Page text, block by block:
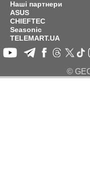
Наші партнери
ASUS
CHIEFTEC
Seasonic
TELEMART.UA
©